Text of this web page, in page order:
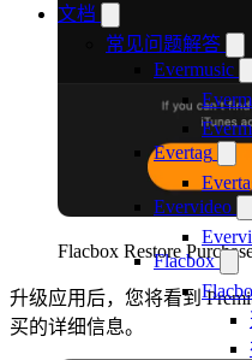
文档
常见问题解答
Evermusic
Evertag
Evervideo
Flacbox
Flacbox Restore
升级应用后，您将看到
买的详细信息。